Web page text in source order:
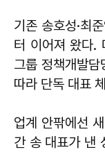
기존 송호성·최
터 이어져 왔다.
그룹 정책개발담
따라 단독 대표
업계 안팎에선
간 송 대표가 낸